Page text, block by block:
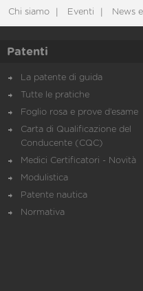
Chi siamo Eventi News
Patenti
La patente di guida
Tutte le pratiche
Foglio rosa e prove d’esame
Carta di Qualificazione del
Conducente (CQC)
Medici Certificatori - Novità
Modulistica
Patente nautica
Normativa